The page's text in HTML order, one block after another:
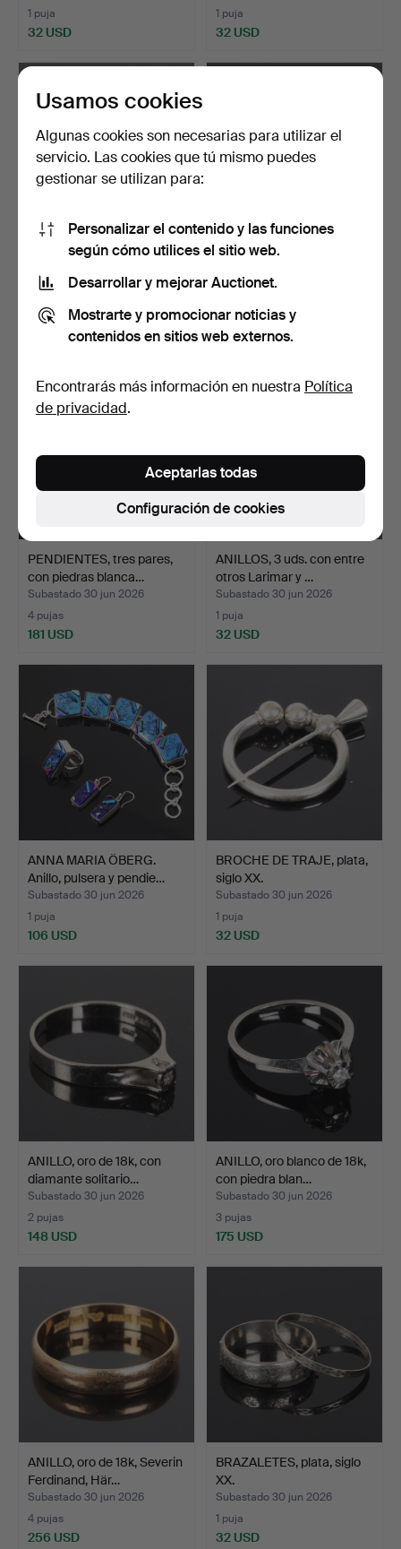
1 puja
32 USD
1 puja
32 USD
ANILLOS, 3 uds. plata,
entre otros Guldsme…
Subastado 30 jun 2026
1 puja
32 USD
ANILLO, plata, con cuarzo
rosa, Bengt Hall…
14 pujas
84 USD
PENDIENTES, tres pares,
con piedras blanca…
Subastado 30 jun 2026
4 pujas
181 USD
ANILLOS, 3 uds. con entre
otros Larimar y …
Subastado 30 jun 2026
1 puja
32 USD
ANNA MARIA ÖBERG.
Anillo, pulsera y pendie…
Subastado 30 jun 2026
1 puja
106 USD
BROCHE DE TRAJE, plata,
siglo XX.
Subastado 30 jun 2026
1 puja
32 USD
ANILLO, oro de 18k, con
diamante solitario…
Subastado 30 jun 2026
2 pujas
148 USD
ANILLO, oro blanco de 18k,
con piedra blan…
Subastado 30 jun 2026
3 pujas
175 USD
ANILLO, oro de 18k, Severin
Ferdinand, Här…
Subastado 30 jun 2026
4 pujas
256 USD
BRAZALETES, plata, siglo
XX.
Subastado 30 jun 2026
1 puja
32 USD
Usamos cookies
Algunas cookies son necesarias para utilizar el
servicio. Las cookies que tú mismo puedes
gestionar se utilizan para:
Personalizar el contenido y las funciones
según cómo utilices el sitio web.
Desarrollar y mejorar Auctionet.
Mostrarte y promocionar noticias y
contenidos en sitios web externos.
Encontrarás más información en nuestra Política
de privacidad.
Configuración de cookies
Aceptarlas todas